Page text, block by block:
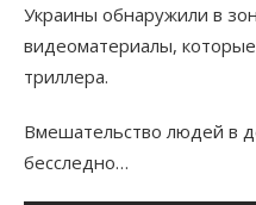
Украины обнаружили в
видеоматериалы, которые
триллера.
Вмешательство людей в
бесследно…